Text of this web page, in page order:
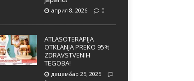
април 8, 2026 0
ATLASOTERAPIJA
OTKLANJA PREKO 95%
ZDRAVSTVENIH
TEGOBA!
децембар 25, 2025